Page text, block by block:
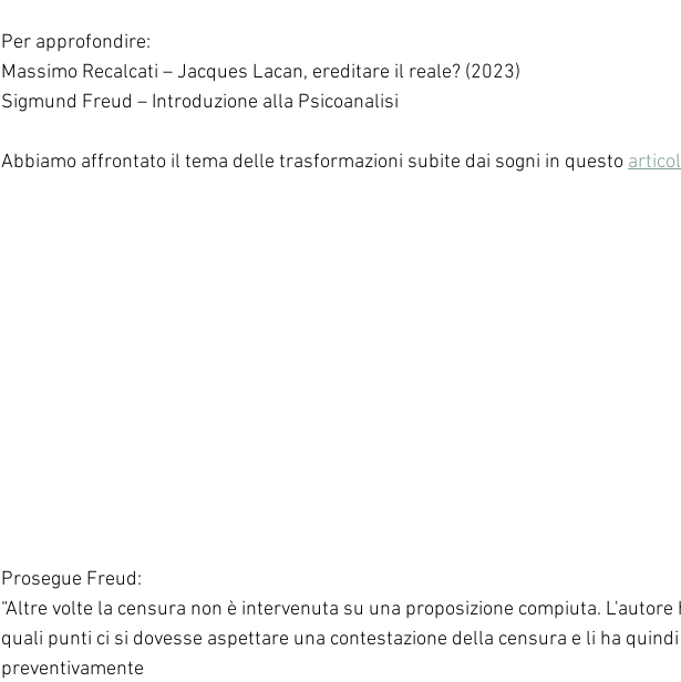
Per approfondire:
Massimo Recalcati – Jacques Lacan, ereditare il reale? (2023)
Sigmund Freud – Introduzione alla Psicoanalisi
Abbiamo affrontato il tema delle trasformazioni subite dai sogni in questo
Prosegue Freud:
“Altre volte la censura non è intervenuta su una proposizione compiuta.
quali punti ci si dovesse aspettare una contestazione della censura e li ha
preventivamente